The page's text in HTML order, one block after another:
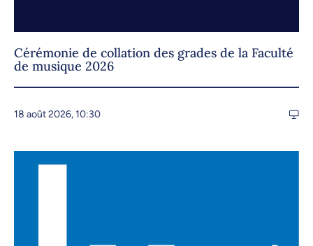
Cérémonie de collation des grades de la Faculté
de musique 2026
18 août 2026, 10:30